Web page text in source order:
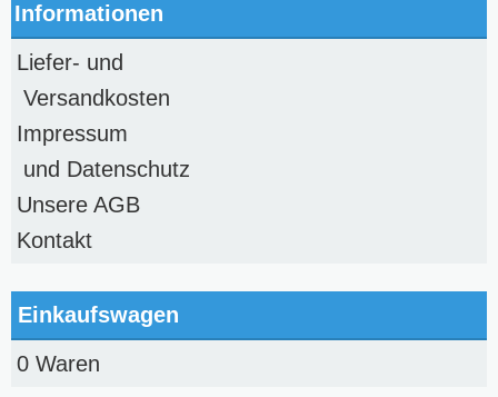
Informationen
Liefer- und
Versandkosten
Impressum
und Datenschutz
Unsere AGB
Kontakt
Einkaufswagen
0 Waren